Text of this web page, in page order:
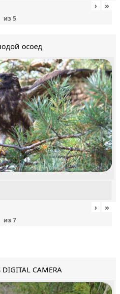
из 5
› »
осоед
из 7
› »
DIGITAL CAMERA